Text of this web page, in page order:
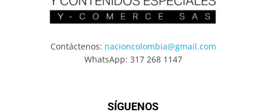
Contáctenos: nacioncolombia@gmail.com
WhatsApp: 317 268 1147
SÍGUENOS